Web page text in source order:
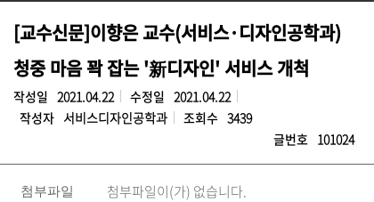
[교수신문]이향은 교수(서비스·디자인공학과)
청중 마음 꽉 잡는 '新디자인' 서비스 개척
작성일 2021.04.22 수정일 2021.04.22
작성자 서비스디자인공학과 조회수 3439
글번호 101024
첨부파일 첨부파일이(가) 없습니다.